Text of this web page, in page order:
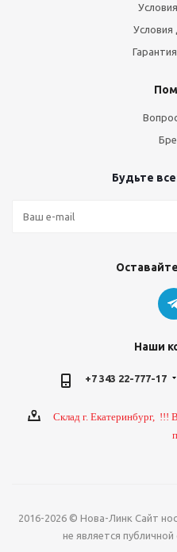
Условия
Будьте
Наши
+7 343 22-777-17
Склад г. Екатеринбург, !!!
2016-2026 © Нова-Линк Сайт
не является